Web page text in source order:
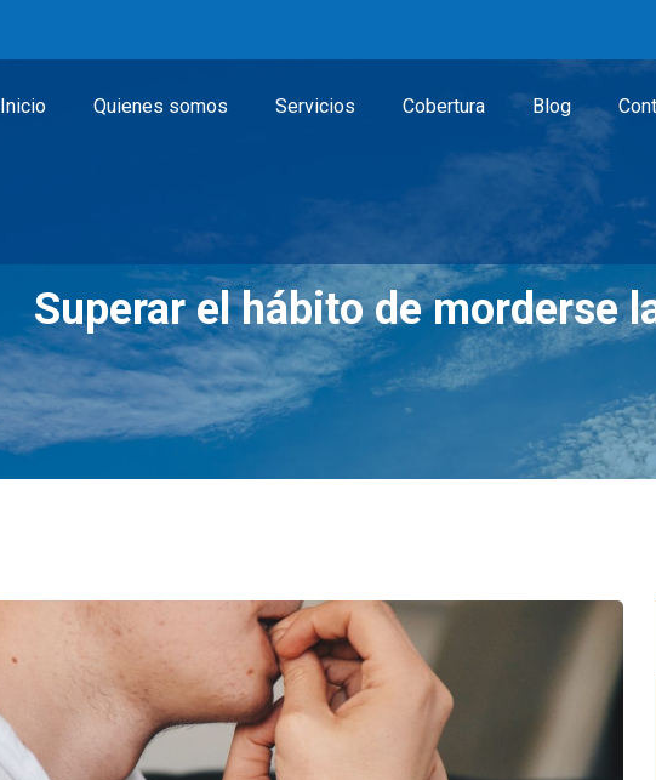
Inicio Quienes somos Servicios Cobertura Blog
Superar el hábito de morderse